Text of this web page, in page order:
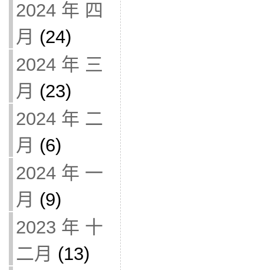
2024 年 四
月 (24)
2024 年 三
月 (23)
2024 年 二
月 (6)
2024 年 一
月 (9)
2023 年 十
二月 (13)